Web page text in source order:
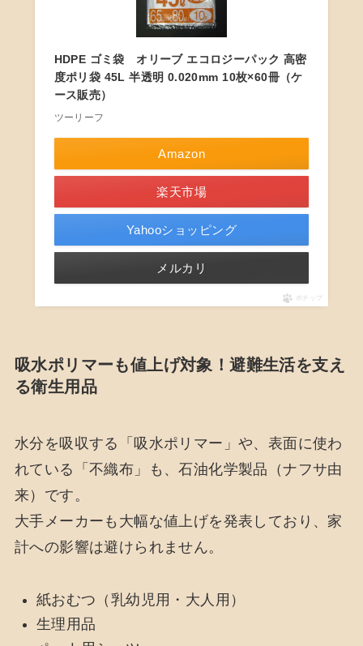
HDPE ゴミ袋 オリーブ エコロジーパック 高密
度ポリ袋 45L 半透明 0.020mm 10枚×60冊（ケ
ース販売）
ツーリーフ
Amazon
楽天市場
Yahooショッピング
メルカリ
ポチップ
吸水ポリマーも値上げ対象！避難生活を支え
る衛生用品
水分を吸収する「吸水ポリマー」や、表面に使わ
れている「不織布」も、石油化学製品（ナフサ由
来）です。
大手メーカーも大幅な値上げを発表しており、家
計への影響は避けられません。
紙おむつ（乳幼児用・大人用）
生理用品